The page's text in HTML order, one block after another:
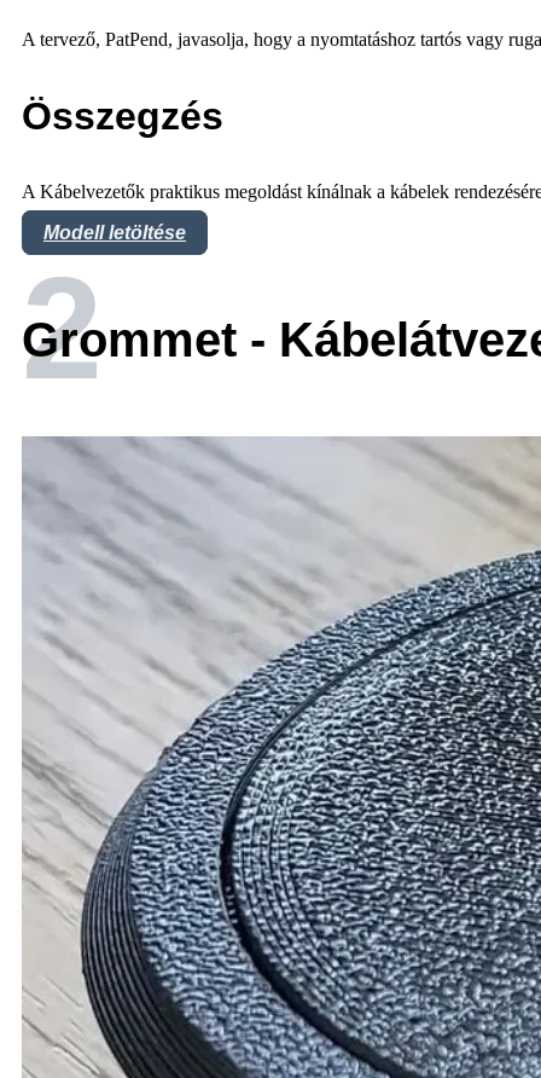
A tervező, PatPend, javasolja, hogy a nyomtatáshoz tartós vagy
Összegzés
A Kábelvezetők praktikus megoldást kínálnak a kábelek
Modell letöltése
2
Grommet -